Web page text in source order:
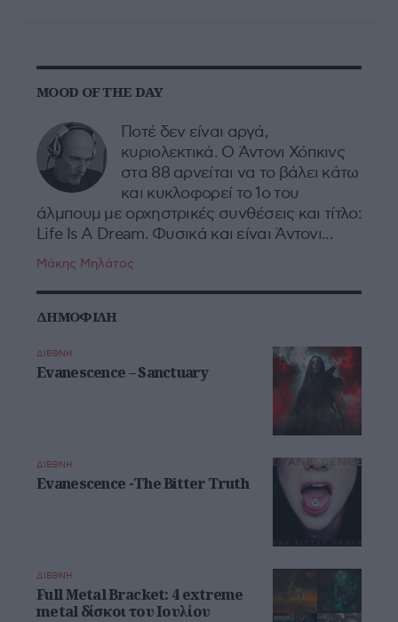
MOOD OF THE DAY
Ποτέ δεν είναι αργά,
κυριολεκτικά. Ο Άντονι Χόπκινς
στα 88 αρνείται να το βάλει κάτω
και κυκλοφορεί το 1ο του
άλμπουμ με ορχηστρικές συνθέσεις και τίτλο:
Life Is A Dream. Φυσικά και είναι Άντονι...
Μάκης Μηλάτος
ΔΗΜΟΦΙΛΗ
ΔΙΕΘΝΗ
Evanescence – Sanctuary
ΔΙΕΘΝΗ
Evanescence -The Bitter Truth
ΔΙΕΘΝΗ
Full Metal Bracket: 4 extreme
metal δίσκοι του Ιουλίου